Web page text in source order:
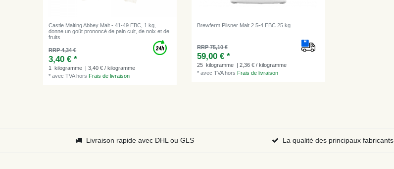
Castle Malting Abbey Malt - 41-49 EBC, 1 kg,
donne un goût prononcé de pain cuit, de noix et de
fruits
RRP 4,34 €
3,40 € *
1 kilogramme | 3,40 € / kilogramme
*avec TVAhorsFrais de livraison
Brewferm Pilsner Malt 2.5-4 EBC 25 kg
RRP 75,10 €
59,00 € *
25 kilogramme
| 2,36 € / kilogramme
*avec TVAhors Frais de livraison
Livraison rapide avec DHL ou GLS La qualité des principaux fabricants